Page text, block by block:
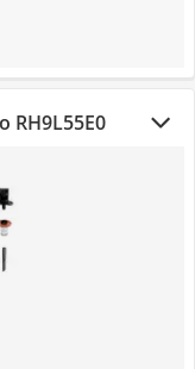
RH9L55E0